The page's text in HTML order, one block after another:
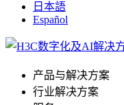
日本語
Español
产品与解决方案
行业解决方案